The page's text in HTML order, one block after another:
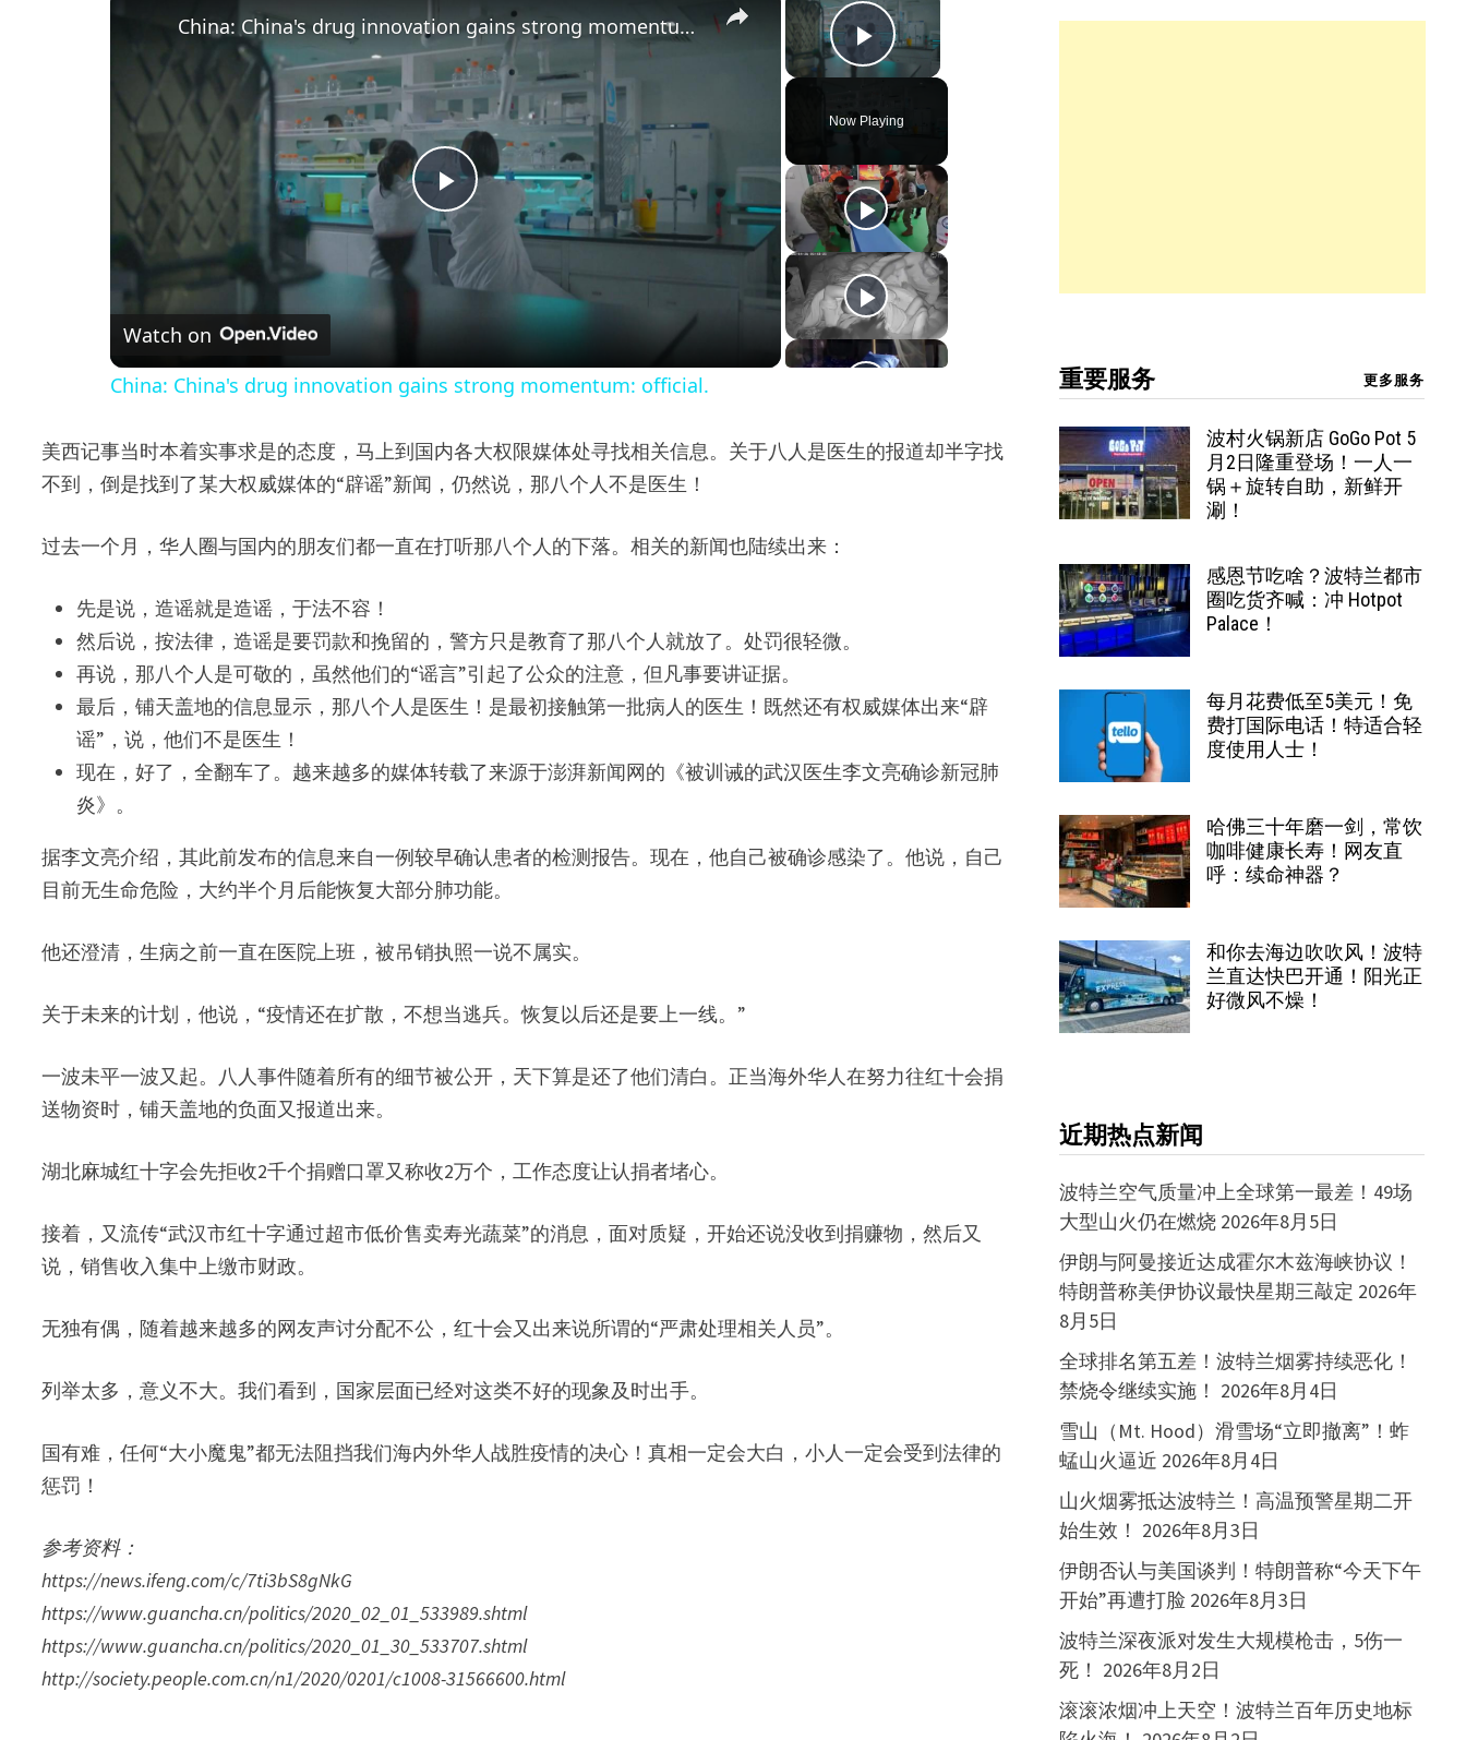
Play Video
Now Playing
P
l
a
V
i
e
China: China's drug innovation gains strong momentum: official.
Watch on
China: China's drug innovation gains strong momentum: official.
美西记事当时本着实事求是的态度，马上到国内各大权限媒体处寻找相关信息。关于八人是医生的报道却半字找
不到，倒是找到了某大权威媒体的“辟谣”新闻，仍然说，那八个人不是医生！
过去一个月，华人圈与国内的朋友们都一直在打听那八个人的下落。相关的新闻也陆续出来：
先是说，造谣就是造谣，于法不容！
然后说，按法律，造谣是要罚款和挽留的，警方只是教育了那八个人就放了。处罚很轻微。
再说，那八个人是可敬的，虽然他们的“谣言”引起了公众的注意，但凡事要讲证据。
最后，铺天盖地的信息显示，那八个人是医生！是最初接触第一批病人的医生！既然还有权威媒体出来“辟
谣”，说，他们不是医生！
现在，好了，全翻车了。越来越多的媒体转载了来源于澎湃新闻网的《被训诫的武汉医生李文亮确诊新冠肺
炎》。
据李文亮介绍，其此前发布的信息来自一例较早确认患者的检测报告。现在，他自己被确诊感染了。他说，自己
目前无生命危险，大约半个月后能恢复大部分肺功能。
他还澄清，生病之前一直在医院上班，被吊销执照一说不属实。
关于未来的计划，他说，“疫情还在扩散，不想当逃兵。恢复以后还是要上一线。”
一波未平一波又起。八人事件随着所有的细节被公开，天下算是还了他们清白。正当海外华人在努力往红十会捐
送物资时，铺天盖地的负面又报道出来。
湖北麻城红十字会先拒收2千个捐赠口罩又称收2万个，工作态度让认捐者堵心。
接着，又流传“武汉市红十字通过超市低价售卖寿光蔬菜”的消息，面对质疑，开始还说没收到捐赚物，然后又
说，销售收入集中上缴市财政。
无独有偶，随着越来越多的网友声讨分配不公，红十会又出来说所谓的“严肃处理相关人员”。
列举太多，意义不大。我们看到，国家层面已经对这类不好的现象及时出手。
国有难，任何“大小魔鬼”都无法阻挡我们海内外华人战胜疫情的决心！真相一定会大白，小人一定会受到法律的
惩罚！
参考资料：
https://news.ifeng.com/c/7ti3bS8gNkG
https://www.guancha.cn/politics/2020_02_01_533989.shtml
https://www.guancha.cn/politics/2020_01_30_533707.shtml
http://society.people.com.cn/n1/2020/0201/c1008-31566600.html
重要服务 更多服务
波村火锅新店 GoGo Pot 5
月2日隆重登场！一人一
锅＋旋转自助，新鲜开
涮！
感恩节吃啥？波特兰都市
圈吃货齐喊：冲 Hotpot
Palace！
每月花费低至5美元！免
费打国际电话！特适合轻
度使用人士！
哈佛三十年磨一剑，常饮
咖啡健康长寿！网友直
呼：续命神器？
和你去海边吹吹风！波特
兰直达快巴开通！阳光正
好微风不燥！
近期热点新闻
波特兰空气质量冲上全球第一最差！49场
大型山火仍在燃烧 2026年8月5日
伊朗与阿曼接近达成霍尔木兹海峡协议！
特朗普称美伊协议最快星期三敲定 2026年
8月5日
全球排名第五差！波特兰烟雾持续恶化！
禁烧令继续实施！ 2026年8月4日
雪山（Mt. Hood）滑雪场“立即撤离”！蚱
蜢山火逼近 2026年8月4日
山火烟雾抵达波特兰！高温预警星期二开
始生效！ 2026年8月3日
伊朗否认与美国谈判！特朗普称“今天下午
开始”再遭打脸 2026年8月3日
波特兰深夜派对发生大规模枪击，5伤一
死！ 2026年8月2日
滚滚浓烟冲上天空！波特兰百年历史地标